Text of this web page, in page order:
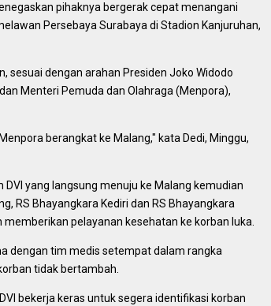
pihaknya bergerak cepat menangani
Persebaya Surabaya di Stadion Kanjuruhan,
sesuai dengan arahan Presiden Joko Widodo
Menteri Pemuda dan Olahraga (Menpora),
berangkat ke Malang," kata Dedi, Minggu,
yang langsung menuju ke Malang kemudian
RS Bhayangkara Kediri dan RS Bhayangkara
pelayanan kesehatan ke korban luka.
dengan tim medis setempat dalam rangka
tidak bertambah.
bekerja keras untuk segera identifikasi korban